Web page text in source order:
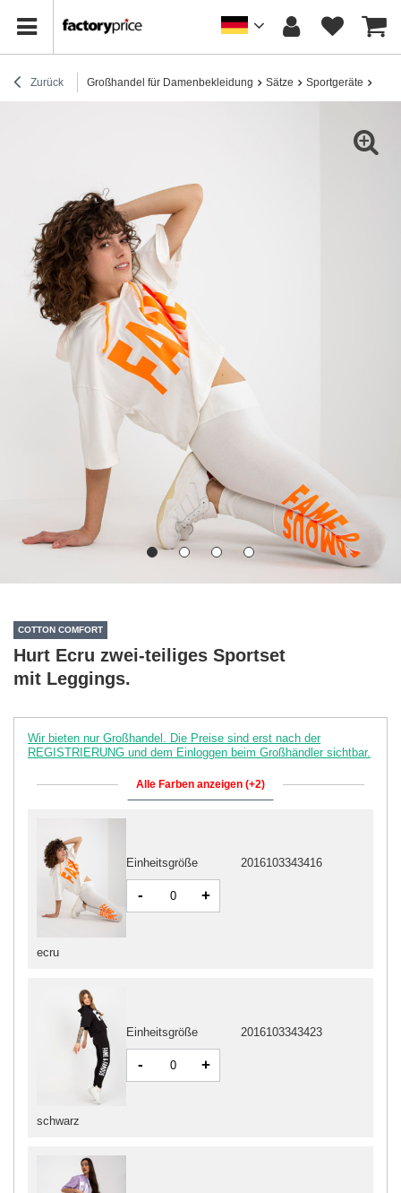
Zurück Großhandel für Damenbekleidung Sätze Sportgeräte
COTTON COMFORT
Hurt Ecru zwei-teiliges Sportset
mit Leggings.
Wir bieten nur Großhandel. Die Preise sind erst nach der
REGISTRIERUNG und dem Einloggen beim Großhändler sichtbar.
Alle Farben anzeigen (+2)
schwarz
Einheitsgröße 2016103343423
- +
ecru
Einheitsgröße 2016103343416
- +